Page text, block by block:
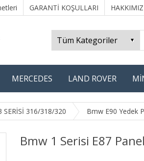
GARANTİ KOŞULLARI
MERCEDES LAND ROVER
SERİSİ 316/318/320 Bmw E90 Yedek
Bmw 1 Serisi E87